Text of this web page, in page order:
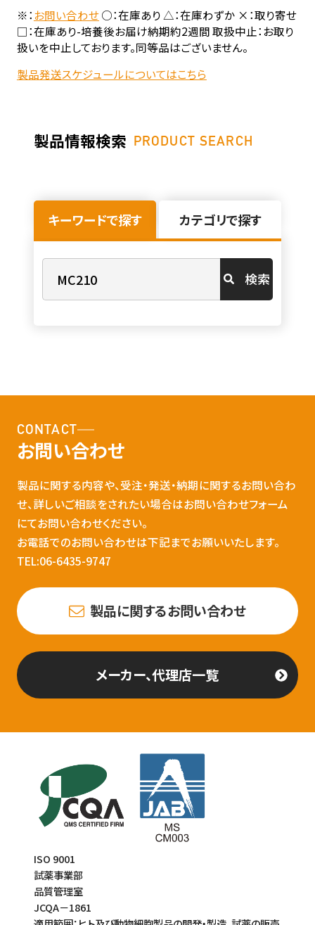
※：お問い合わせ○：在庫あり △：在庫わずか ×：取り寄せ
□：在庫あり-培養後お届け納期約2週間 取扱中止：お取り
扱いを中止しております。同等品はございません。
製品発送スケジュールについてはこちら
製品情報検索 PRODUCT SEARCH
キーワードで探す カテゴリで探す
検索
CONTACT
お問い合わせ
製品に関する内容や、受注・発送・納期に関するお問い合わ
せ、詳しいご相談をされたい場合はお問い合わせフォーム
にてお問い合わせください。
お電話でのお問い合わせは下記までお願いいたします。
TEL:06-6435-9747
製品に関するお問い合わせ
メーカー、代理店一覧
ISO 9001
試薬事業部
品質管理室
JCQA－1861